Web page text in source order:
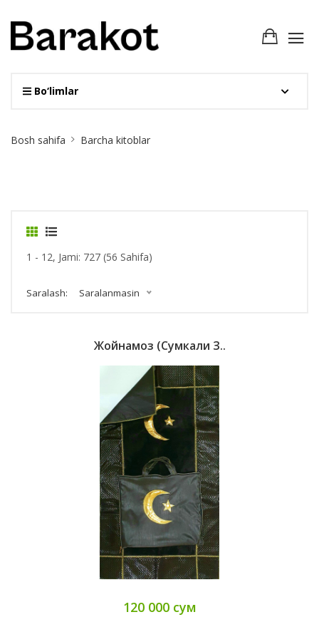
Bo‘limlar
Breadcrumb
Bosh sahifa Barcha kitoblar
1 - 12, Jami: 727 (56 Sahifa)
Saralash: Saralanmasin
Жойнамоз (сумкали З..
120 000 сум